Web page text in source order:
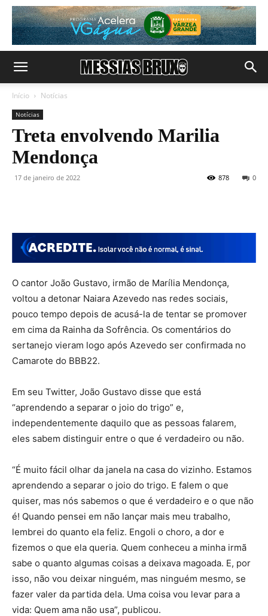
Início Notícias
Notícias
Treta envolvendo Marilia
Mendonça
17 de janeiro de 2022 0
878
O cantor João Gustavo, irmão de Marília Mendonça,
voltou a detonar Naiara Azevedo nas redes sociais,
pouco tempo depois de acusá-la de tentar se promover
em cima da Rainha da Sofrência. Os comentários do
sertanejo vieram logo após Azevedo ser confirmada no
Camarote do BBB22.
Em seu Twitter, João Gustavo disse que está
“aprendendo a separar o joio do trigo” e,
independentemente daquilo que as pessoas falarem,
eles sabem distinguir entre o que é verdadeiro ou não.
“É muito fácil olhar da janela na casa do vizinho. Estamos
aprendendo a separar o joio do trigo. E falem o que
quiser, mas nós sabemos o que é verdadeiro e o que não
é! Quando pensei em não lançar mais meu trabalho,
lembrei do quanto ela feliz. Engoli o choro, a dor e
fizemos o que ela queria. Quem conheceu a minha irmã
sabe o quanto algumas coisas a deixava magoada. E, por
isso, não vou deixar ninguém, mas ninguém mesmo, se
fazer valer da partida dela. Uma coisa vou levar para a
vida: Quem ama não usa”, publicou.